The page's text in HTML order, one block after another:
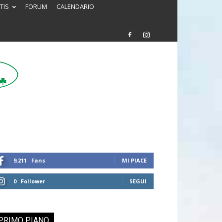
FORUM CALENDARIO
9,211 Fans MI PIACE
0 Follower SEGUI